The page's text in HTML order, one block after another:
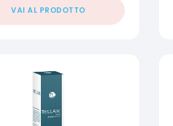
VAI AL PRODOTTO